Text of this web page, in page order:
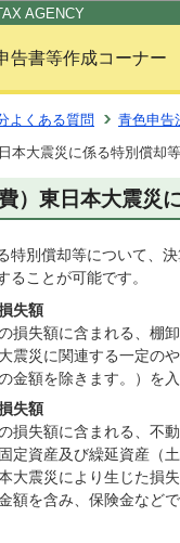
AGENCY
告書等作成コーナー
よくある質問 青色申告
本大震災に係る特別償却
）東日本大震災
特別償却等について、
ることが可能です。
失額
損失額に含まれる、棚
震災に関連する一定の
金額を除きます。）を入
失額
損失額に含まれる、不
定資産及び繰延資産（
大震災により生じた損
額を含み、保険金など